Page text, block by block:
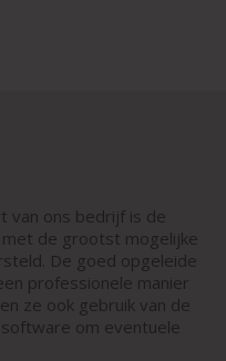
van ons bedrijf is de
de grootst mogelijke
De goed opgeleide
professionele manier
ze ook gebruik van de
om eventuele